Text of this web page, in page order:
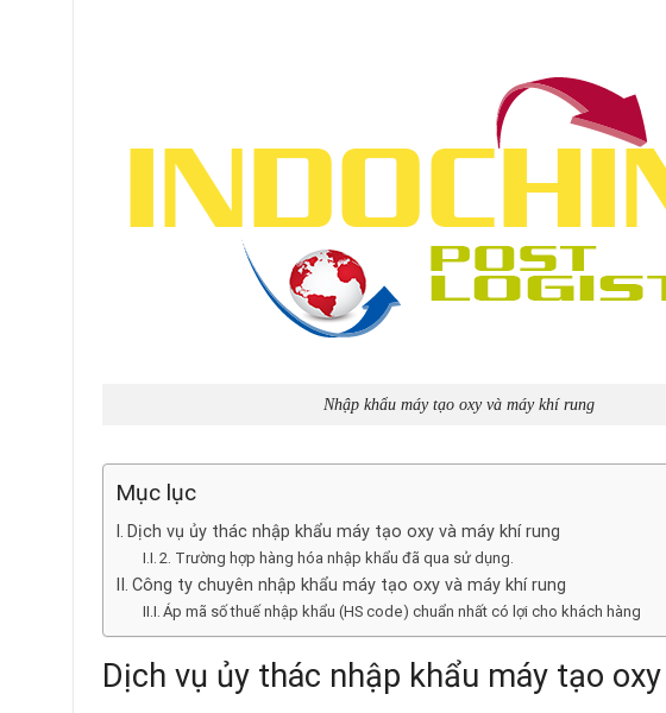
Nhập khẩu máy tạo oxy và máy khí rung
Mục lục
Dịch vụ ủy thác nhập khẩu máy tạo oxy và máy khí rung
2. Trường hợp hàng hóa nhập khẩu đã qua sử dụng.
Công ty chuyên nhập khẩu máy tạo oxy và máy khí rung
Áp mã số thuế nhập khẩu (HS code) chuẩn nhất có lợi cho khách hàng
Dịch vụ ủy thác nhập khẩu máy tạo